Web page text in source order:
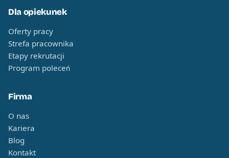
Dla opiekunek
Oferty pracy
Strefa pracownika
Etapy rekrutacji
Program poleceń
Firma
O nas
Kariera
Blog
Kontakt